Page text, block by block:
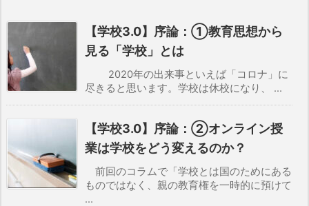
【学校3.0】序論：①教育思想から
見る「学校」とは
2020年の出来事といえば「コロナ」に
尽きると思います。学校は休校になり、 ...
【学校3.0】序論：②オンライン授
業は学校をどう変えるのか？
前回のコラムで「学校とは国のためにある
ものではなく、親の教育権を一時的に預けて
...